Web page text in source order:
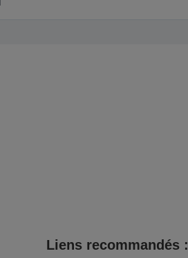
Liens recommandés :